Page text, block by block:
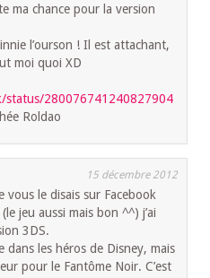
ma chance pour la version
l’ourson ! Il est attachant,
moi quoi XD
280076741240827904
Roldao
15 décembre 2012
vous le disais sur Facebook
jeu aussi mais bon ^^) j’ai
3DS.
les héros de Disney, mais
pour le Fantôme Noir. C’est